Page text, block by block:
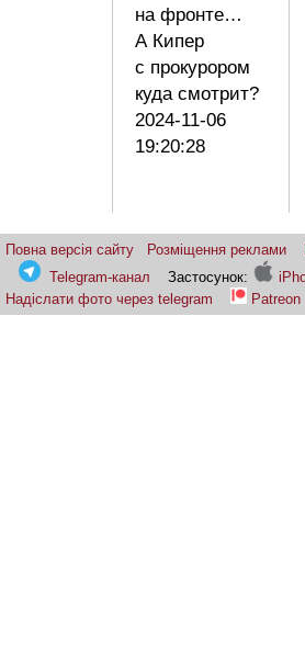
на фронте…
А Кипер
с прокурором
куда смотрит?
2024-11-06
19:20:28
Повна версія сайту Розміщення реклами
Telegram-канал
Застосунок:
Надіслати фото через telegram
Patreon